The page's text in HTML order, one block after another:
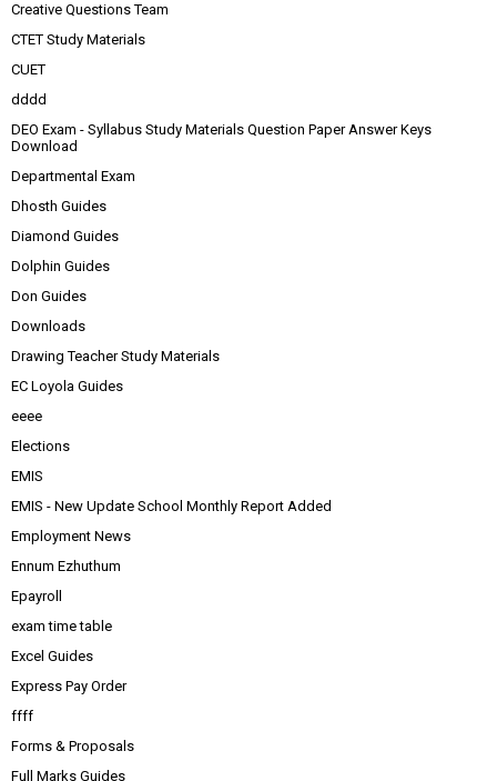
Creative Questions Team
CTET Study Materials
CUET
dddd
DEO Exam - Syllabus Study Materials Question Paper Answer Keys
Download
Departmental Exam
Dhosth Guides
Diamond Guides
Dolphin Guides
Don Guides
Downloads
Drawing Teacher Study Materials
EC Loyola Guides
eeee
Elections
EMIS
EMIS - New Update School Monthly Report Added
Employment News
Ennum Ezhuthum
Epayroll
exam time table
Excel Guides
Express Pay Order
ffff
Forms & Proposals
Full Marks Guides